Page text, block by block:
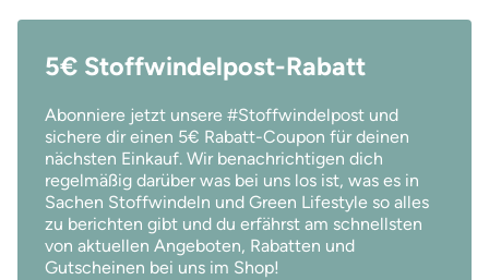
5€ Stoffwindelpost-Rabatt
Abonniere jetzt unsere #Stoffwindelpost und
sichere dir einen 5€ Rabatt-Coupon für deinen
nächsten Einkauf. Wir benachrichtigen dich
regelmäßig darüber was bei uns los ist, was es in
Sachen Stoffwindeln und Green Lifestyle so alles
zu berichten gibt und du erfährst am schnellsten
von aktuellen Angeboten, Rabatten und
Gutscheinen bei uns im Shop!